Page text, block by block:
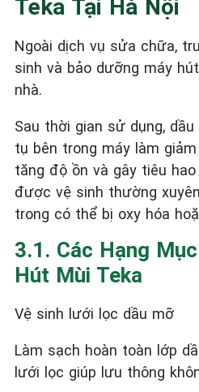
Teka Tại Hà Nội
Ngoài dịch vụ sửa chữa,
sinh và bảo dưỡng máy
nhà.
Sau thời gian sử dụng,
tụ bên trong máy làm
tăng độ ồn và gây tiêu
được vệ sinh thường
trong có thể bị oxy hóa
3.1. Các Hạng
Hút Mùi Teka
Vệ sinh lưới lọc dầu mỡ
Làm sạch hoàn toàn lớp
lưới lọc giúp lưu thông